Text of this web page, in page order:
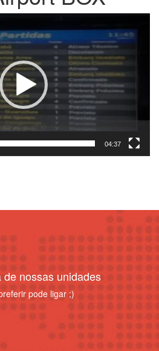
04:37
de nossas unidades
pode ligar ;)